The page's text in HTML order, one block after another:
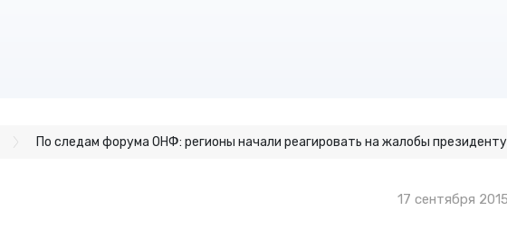
По следам форума ОНФ: регионы начали реагировать на жалобы президенту
17 сентября